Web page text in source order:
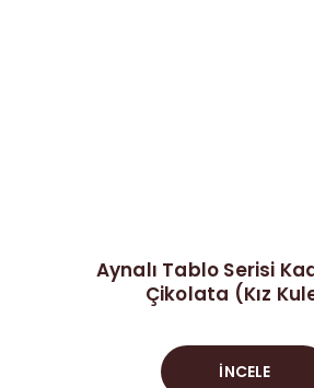
Aynalı Tablo Serisi
Çikolata (Kız
İNCELE